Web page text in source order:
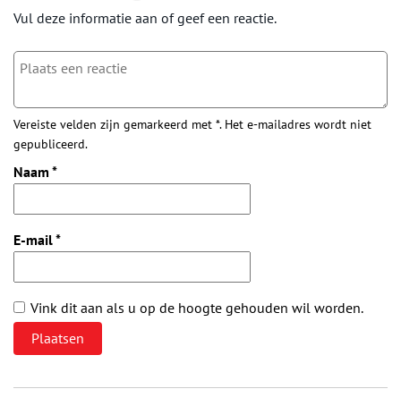
Vul deze informatie aan of geef een reactie.
Vereiste velden zijn gemarkeerd met *. Het e-mailadres wordt niet
gepubliceerd.
Naam *
E-mail*
Vink dit aan als u op de hoogte gehouden wil worden.